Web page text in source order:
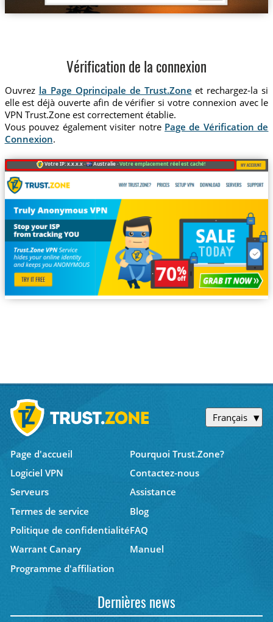
Vérification de la connexion
Ouvrez la Page Oprincipale de Trust.Zone et rechargez-la si
elle est déjà ouverte afin de vérifier si votre connexion avec le
VPN Trust.Zone est correctement établie.
Vous pouvez également visiter notre Page de Vérification de
Connexion.
Votre IP: x.x.x.x · Australie ·Votre emplacement réel est caché!
Français
Page d'accueil
Pourquoi Trust.Zone?
Logiciel VPN
Contactez-nous
Serveurs
Assistance
Termes de service
Blog
Politique de confidentialitéFAQ
Warrant Canary
Manuel
Programme d'affiliation
Dernières news